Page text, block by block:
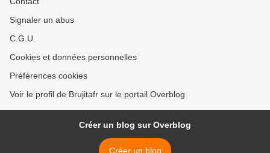
Signaler un abus
C.G.U.
Cookies et données personnelles
Préférences cookies
Voir le profil de Brujitafr sur le portail Overblog
Créer un blog sur Overblog
Créer un blog